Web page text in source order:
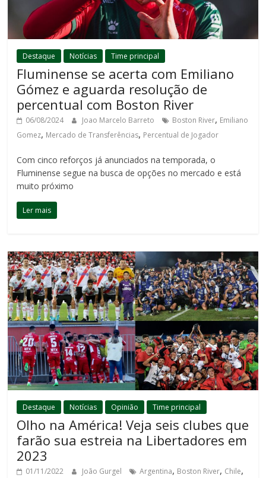
Destaque Notícias Time principal
Fluminense se acerta com Emiliano
Gómez e aguarda resolução de
percentual com Boston River
06/08/2024 Joao Marcelo Barreto Boston River, Emiliano
Gomez, Mercado de Transferências, Percentual de Jogador
Com cinco reforços já anunciados na temporada, o
Fluminense segue na busca de opções no mercado e está
muito próximo
Ler mais
Destaque Notícias Opinião Time principal
Olho na América! Veja seis clubes que
farão sua estreia na Libertadores em
2023
01/11/2022 João Gurgel Argentina, Boston River, Chile,